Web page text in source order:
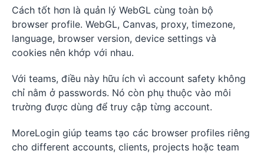
Cách tốt hơn là quản lý WebGL cùng toàn bộ
browser profile. WebGL, Canvas, proxy, timezone,
language, browser version, device settings và
cookies nên khớp với nhau.
Với teams, điều này hữu ích vì account safety không
chỉ nằm ở passwords. Nó còn phụ thuộc vào môi
trường được dùng để truy cập từng account.
MoreLogin giúp teams tạo các browser profiles riêng
cho different accounts, clients, projects hoặc team